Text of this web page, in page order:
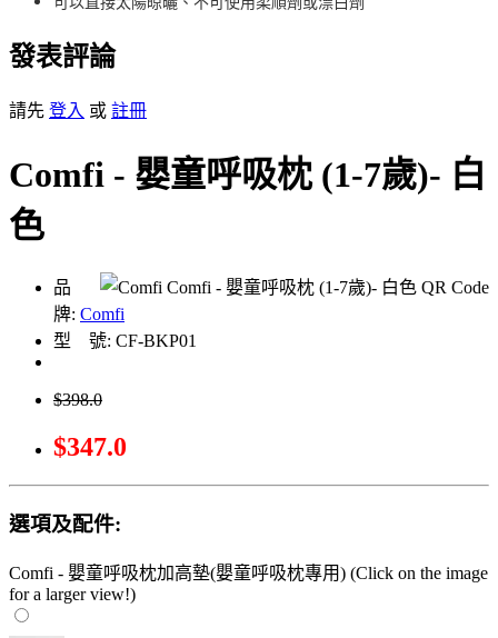
發表評論
請先 登入 或 註冊
Comfi - 嬰童呼吸枕 (1-7歲)- 白
色
品
牌: Comfi
型 號: CF-BKP01
$398.0
$347.0
選項及配件:
Comfi - 嬰童呼吸枕加高墊(嬰童呼吸枕專用) (Click on the image
for a larger view!)